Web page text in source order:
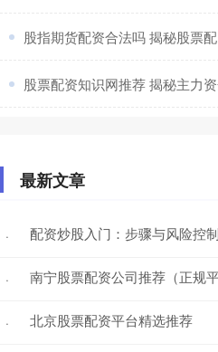
股指期货配资合法吗 揭秘股票
股票配资知识网推荐 揭秘主力
最新文章
· 配资炒股入门：步骤与风险控制
· 南宁股票配资公司推荐（正规平
· 北京股票配资平台精选推荐